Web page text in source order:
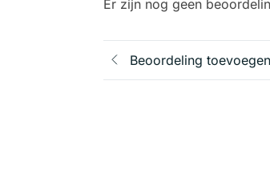
Er zijn nog geen
Beoordeling toevoegen